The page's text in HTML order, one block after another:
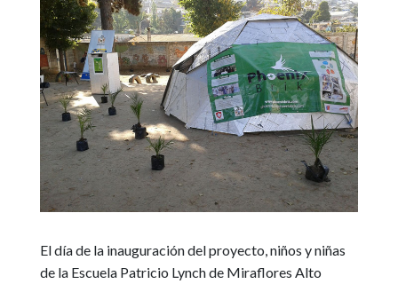
El día de la inauguración del proyecto, niños y niñas
de la Escuela Patricio Lynch de Miraflores Alto